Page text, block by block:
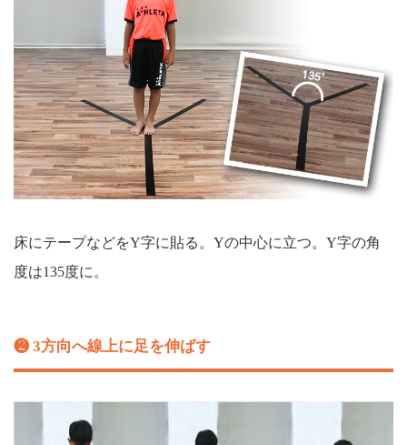
床にテープなどをY字に貼る。Yの中心に立つ。Y字の角
度は135度に。
❷ 3方向へ線上に足を伸ばす